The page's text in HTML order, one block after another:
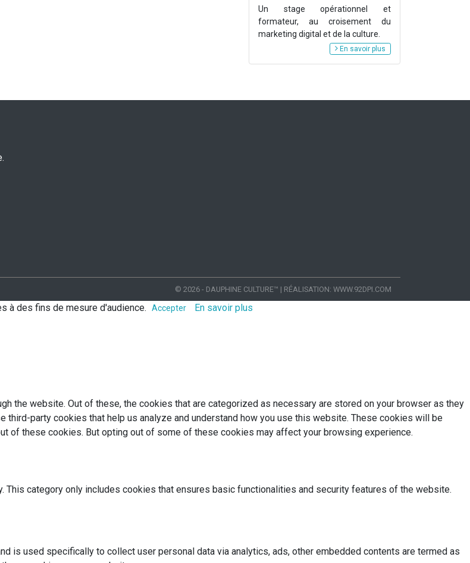
Un stage opérationnel et
formateur, au croisement du
marketing digital et de la culture.
En savoir plus
© 2026 - DAUPHINE CULTURE™ | RÉALISATION: WWW.92DPI.COM
à des fins de mesure d'audience. Accepter
En savoir plus
the website. Out of these, the cookies that are categorized as necessary are stored on your browser as they
party cookies that help us analyze and understand how you use this website. These cookies will be
of these cookies. But opting out of some of these cookies may affect your browsing experience.
category only includes cookies that ensures basic functionalities and security features of the website.
is used specifically to collect user personal data via analytics, ads, other embedded contents are termed as